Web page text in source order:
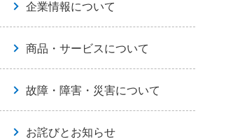
企業情報について
商品・サービスについて
故障・障害・災害について
お詫びとお知らせ